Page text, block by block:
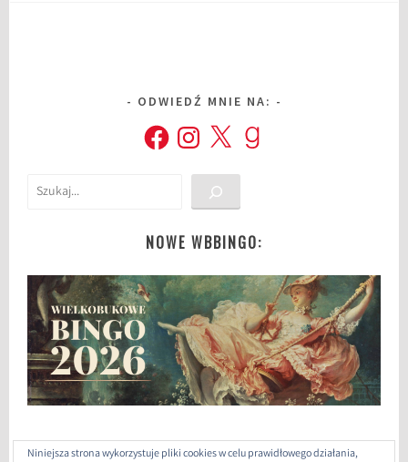
ODWIEDŹ MNIE NA:
FacebookInstagram
X Goodreads
Szukaj
NOWE WBBINGO:
Niniejsza strona wykorzystuje pliki cookies w celu prawidłowego działania,